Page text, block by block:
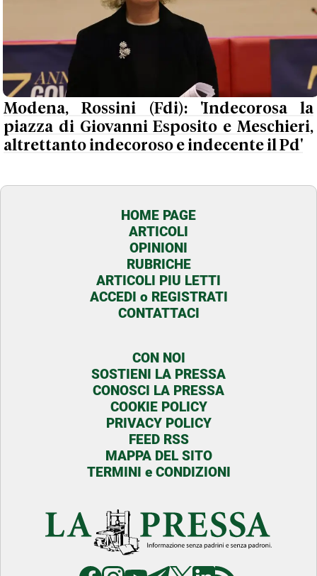
Modena, Rossini (Fdi): 'Indecorosa la
piazza di Giovanni Esposito e Meschieri,
altrettanto indecoroso e indecente il Pd'
HOME PAGE
ARTICOLI
OPINIONI
RUBRICHE
ARTICOLI PIU LETTI
ACCEDI o REGISTRATI
CONTATTACI
CON NOI
SOSTIENI LA PRESSA
CONOSCI LA PRESSA
COOKIE POLICY
PRIVACY POLICY
FEED RSS
MAPPA DEL SITO
TERMINI e CONDIZIONI